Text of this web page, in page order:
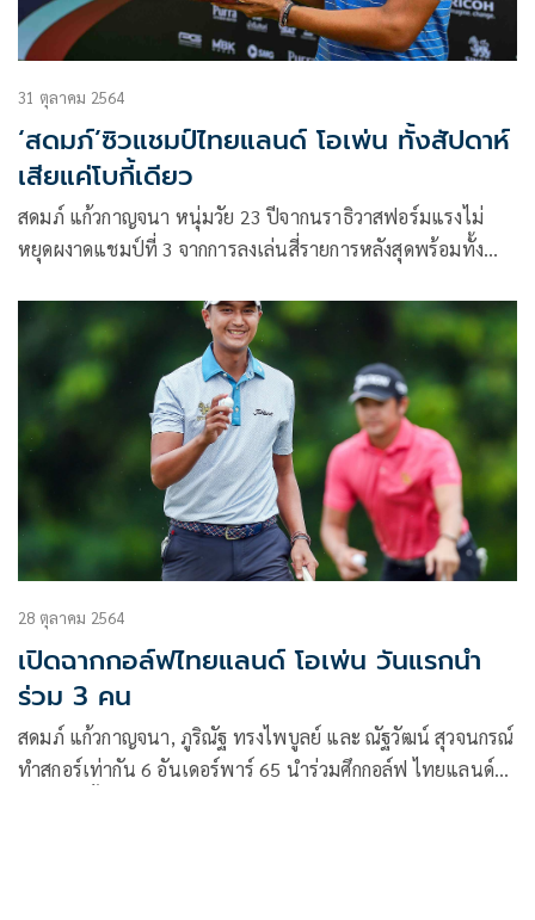
เรื่องนักท่องเที่ยว
31 ตุลาคม 2564
‘สดมภ์’ซิวแชมป์ไทยแลนด์ โอเพ่น ทั้งสัปดาห์
เสียแค่โบกี้เดียว
สดมภ์ แก้วกาญจนา หนุ่มวัย 23 ปีจากนราธิวาสฟอร์มแรงไม่
หยุดผงาดแชมป์ที่ 3 จากการลงเล่นสี่รายการหลังสุดพร้อมทั้ง
แลนด์ โอเพ่น
28 ตุลาคม 2564
เปิดฉากกอล์ฟไทยแลนด์ โอเพ่น วันแรกนำ
ร่วม 3 คน
สดมภ์ แก้วกาญจนา, ภูริณัฐ ทรงไพบูลย์ และ ณัฐวัฒน์ สุวจนกรณ์
ทำสกอร์เท่ากัน 6 อันเดอร์พาร์ 65 นำร่วมศึกกอล์ฟ ไทยแลนด์